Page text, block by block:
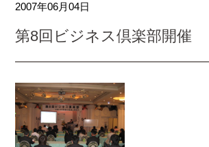
2007年06月04日
第8回ビジネス倶楽部開催
相続の